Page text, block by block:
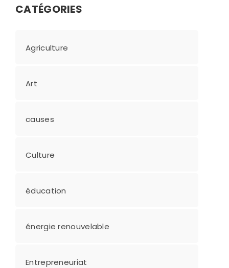
CATÉGORIES
Agriculture
Art
causes
Culture
éducation
énergie renouvelable
Entrepreneuriat